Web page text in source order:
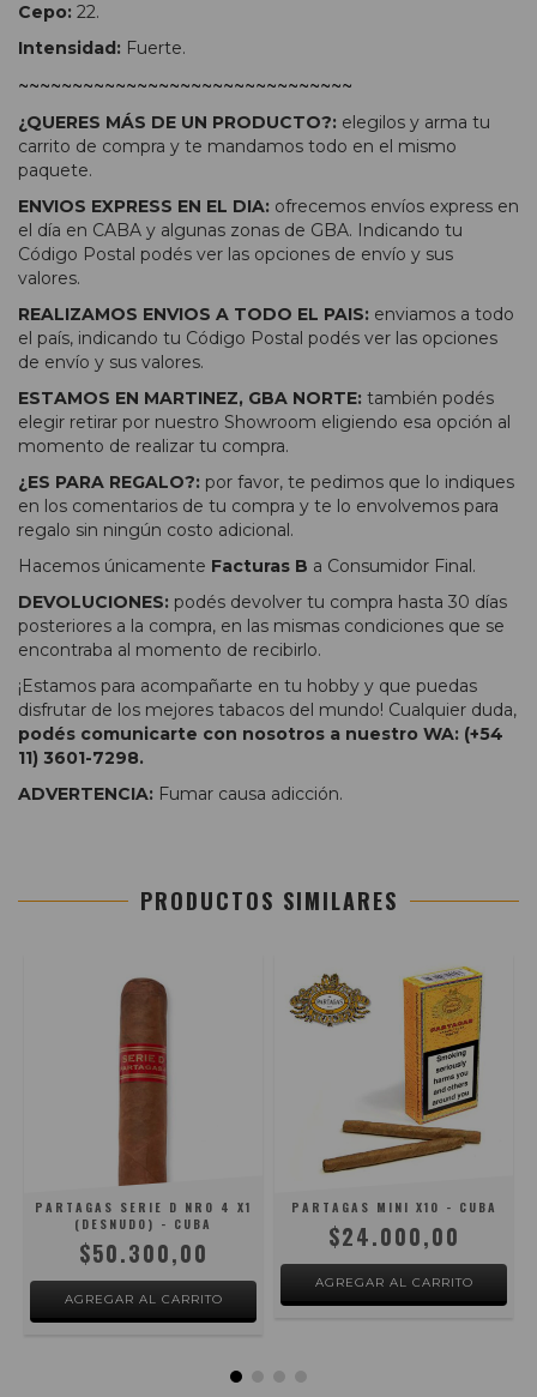
Cepo: 22.
Intensidad: Fuerte.
~~~~~~~~~~~~~~~~~~~~~~~~~~~~~~~
¿QUERES MÁS DE UN PRODUCTO?: elegilos y arma tu
carrito de compra y te mandamos todo en el mismo
paquete.
ENVIOS EXPRESS EN EL DIA: ofrecemos envíos express en
el día en CABA y algunas zonas de GBA. Indicando tu
Código Postal podés ver las opciones de envío y sus
valores.
REALIZAMOS ENVIOS A TODO EL PAIS: enviamos a todo
el país, indicando tu Código Postal podés ver las opciones
de envío y sus valores.
ESTAMOS EN MARTINEZ, GBA NORTE: también podés
elegir retirar por nuestro Showroom eligiendo esa opción al
momento de realizar tu compra.
¿ES PARA REGALO?: por favor, te pedimos que lo indiques
en los comentarios de tu compra y te lo envolvemos para
regalo sin ningún costo adicional.
Hacemos únicamente Facturas B a Consumidor Final.
DEVOLUCIONES: podés devolver tu compra hasta 30 días
posteriores a la compra, en las mismas condiciones que se
encontraba al momento de recibirlo.
¡Estamos para acompañarte en tu hobby y que puedas
disfrutar de los mejores tabacos del mundo! Cualquier duda,
podés comunicarte con nosotros a nuestro WA: (+54
11) 3601-7298.
ADVERTENCIA: Fumar causa adicción.
PRODUCTOS SIMILARES
PARTAGAS SERIE D NRO 4 X1
(DESNUDO) - CUBA
$50.300,00
PARTAGAS MINI X10 - CUBA
$24.000,00